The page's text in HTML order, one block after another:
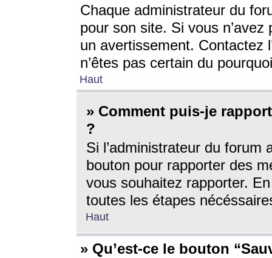
Chaque administrateur du
pour son site. Si vous
un avertissement. Contactez
n’êtes pas certain du
Haut
» Comment puis-je
?
Si l’administrateur du forum
bouton pour rapporter des
vous souhaitez rapporter.
toutes les étapes
Haut
» Qu’est-ce le bouton